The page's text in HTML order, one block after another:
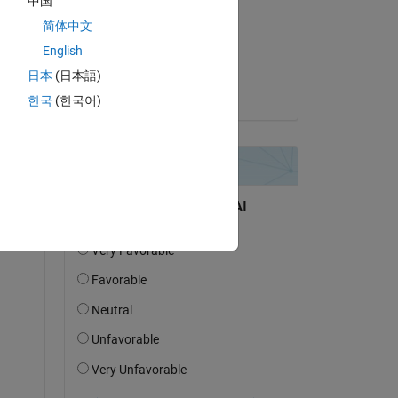
am 30 Mär. 2023
Akzeptiert:
简体中文
English
日本 (日本語)
한국 (한국어)